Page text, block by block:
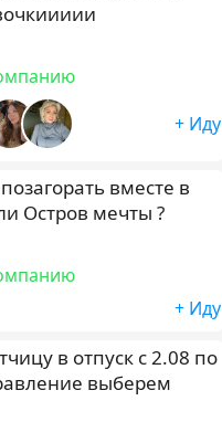
+ Иду
вместе в
Остров мечты ?
+ Иду
в отпуск с 2.08 по
выберем